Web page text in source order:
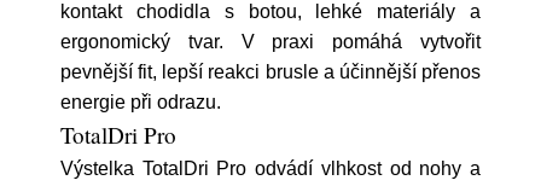
kontakt chodidla s botou, lehké materiály a
ergonomický tvar. V praxi pomáhá vytvořit
pevnější fit, lepší reakci brusle a účinnější přenos
energie při odrazu.
TotalDri Pro
Výstelka TotalDri Pro odvádí vlhkost od nohy a